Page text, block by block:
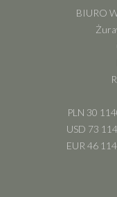
BIURO
PLN 30
USD 73
EUR 46